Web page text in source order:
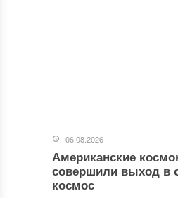
06.08.2026
Американские
совершили выход в
космос